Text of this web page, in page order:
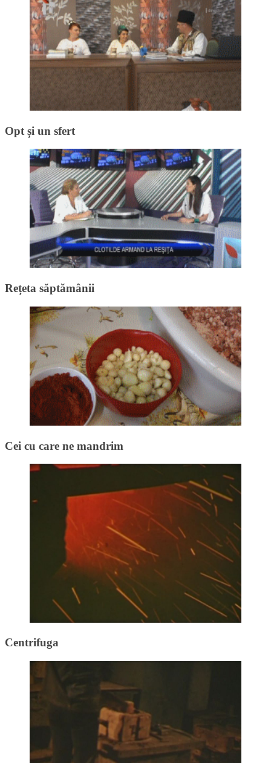
Opt și un sfert
Rețeta săptămânii
Cei cu care ne mandrim
Centrifuga